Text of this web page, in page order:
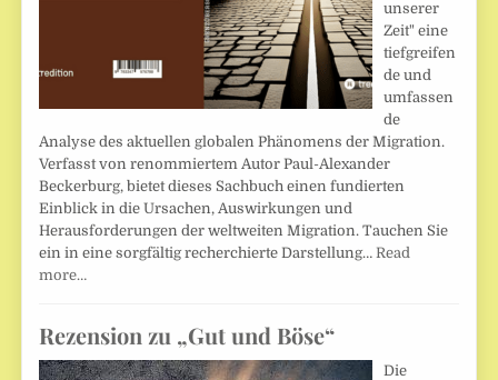
unserer
Zeit" eine
tiefgreifen
de und
umfassen
de
Analyse des aktuellen globalen Phänomens der Migration.
Verfasst von renommiertem Autor Paul-Alexander
Beckerburg, bietet dieses Sachbuch einen fundierten
Einblick in die Ursachen, Auswirkungen und
Herausforderungen der weltweiten Migration. Tauchen Sie
ein in eine sorgfältig recherchierte Darstellung… Read
more…
Rezension zu „Gut und Böse“
Die